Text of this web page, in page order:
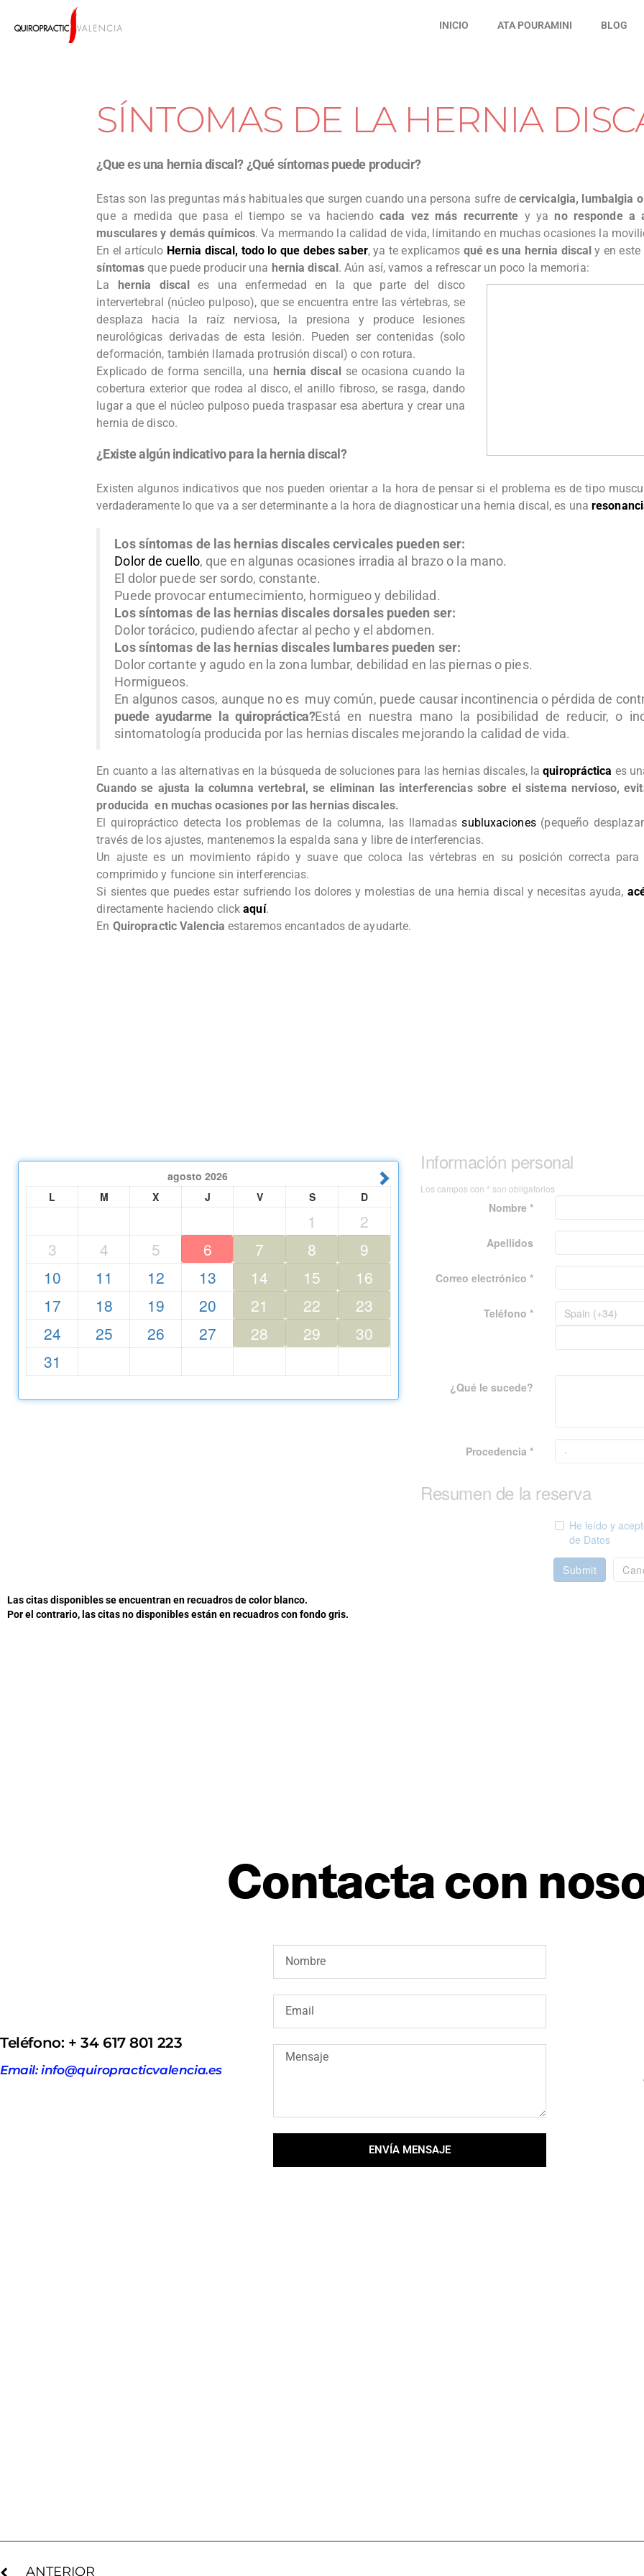
INICIO ATA POURAMINI BLOG
SÍNTOMAS DE LA HERNIA
¿Que es una hernia discal? ¿Qué síntomas puede producir?
Estas son las preguntas más habituales que surgen cuando una persona sufre de cervicalgia, lumbalgia
que a medida que pasa el tiempo se va haciendo cada vez más recurrente y ya no responde a
musculares y demás químicos. Va mermando la calidad de vida, limitando en muchas ocasiones la
En el artículo Hernia discal, todo lo que debes saber, ya te explicamos qué es una hernia discal y en
síntomas que puede producir una hernia discal . Aún así, vamos a refrescar un poco la memoria:
La
hernia discal
es una enfermedad en la que parte del disco
intervertebral (núcleo pulposo), que se encuentra entre las vértebras, se
desplaza hacia la raíz nerviosa, la presiona y produce lesiones
neurológicas derivadas de esta lesión. Pueden ser contenidas (solo
deformación, también llamada protrusión discal) o con rotura.
Explicado de forma sencilla, una hernia discal
se ocasiona cuando la
cobertura exterior que rodea al disco, el anillo fibroso, se rasga, dando
lugar a que el núcleo pulposo pueda traspasar esa abertura y crear una
hernia de disco.
¿Existe algún indicativo para la hernia discal?
Existen algunos indicativos que nos pueden orientar a la hora de pensar si el problema es de tipo
verdaderamente lo que va a ser determinante a la hora de diagnosticar una hernia discal, es una
Los síntomas de las hernias discales cervicales pueden ser:
Dolor de cuello, que en algunas ocasiones irradia al brazo o la mano.
El dolor puede ser sordo, constante.
Puede provocar entumecimiento, hormigueo y debilidad.
Los síntomas de las hernias discales dorsales pueden ser:
Dolor torácico, pudiendo afectar al pecho y el abdomen.
Los síntomas de las hernias discales lumbares pueden ser:
Dolor cortante y agudo en la zona lumbar, debilidad en las piernas o pies.
Hormigueos.
En algunos casos, aunque no es muy común, puede causar incontinencia o pérdida de
puede ayudarme la quiropráctica?Está en nuestra mano la posibilidad de reducir, o
sintomatología producida por las hernias discales mejorando la calidad de vida.
En cuanto a las alternativas en la búsqueda de soluciones para las hernias discales, laquiropráctica es
Cuando se ajusta la columna vertebral, se eliminan las interferencias sobre el sistema nervioso,
producida en muchas ocasiones por las hernias discales.
El quiropráctico detecta los problemas de la columna, las llamadassubluxaciones(pequeño
través de los ajustes, mantenemos la espalda sana y libre de interferencias.
Un ajuste es un movimiento rápido y suave que coloca las vértebras en su posición correcta
comprimido y funcione sin interferencias.
Si sientes que puedes estar sufriendo los dolores y molestias de una hernia discal y necesitas ayuda,
directamente haciendo clickaquí.
En Quiropractic Valencia estaremos encantados de ayudarte.
agosto 2026
L
M X J V S D
1
2
3
4 5 6 7 8
9
10
11 12 13 14 15
16
17
18 19 20 21 22
23
24
25 26 27 28 29
30
31
Información personal
Los campos con * son obligatorios
Nombre *
Apellidos
Correo electrónico *
Teléfono *
¿Qué le sucede?
Procedencia *
Resumen de la reserva
He leído y
de Datos
Submit
Las citas disponibles se encuentran en recuadros de color blanco.
Por el contrario, las citas no disponibles están en recuadros con fondo gris.
Contacta con
Teléfono: + 34 617 801 223
Email: info@quiropracticvalencia.es
ENVÍA MENSAJE
ANTERIOR